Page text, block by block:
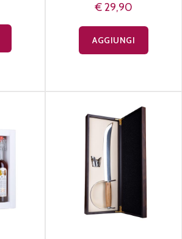
€ 29,90
AGGIUNGI